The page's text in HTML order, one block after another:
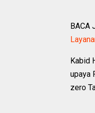
BACA
Kabid
upaya
zero